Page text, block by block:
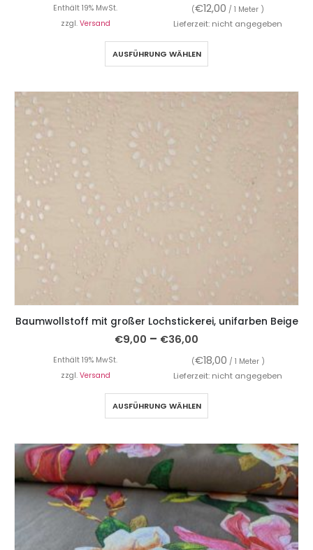
Enthält 19% MwSt. (€12,00 / 1 Meter )
zzgl. Versand Lieferzeit: nicht angegeben
AUSFÜHRUNG WÄHLEN
Baumwollstoff mit großer Lochstickerei, unifarben Beige
€9,00 – €36,00
Enthält 19% MwSt. (€18,00 / 1 Meter )
zzgl. Versand Lieferzeit: nicht angegeben
AUSFÜHRUNG WÄHLEN